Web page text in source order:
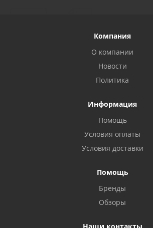
Компания
О компании
Новости
Политика
Информация
Помощь
Условия оплаты
Условия доставки
Помощь
Бренды
Обзоры